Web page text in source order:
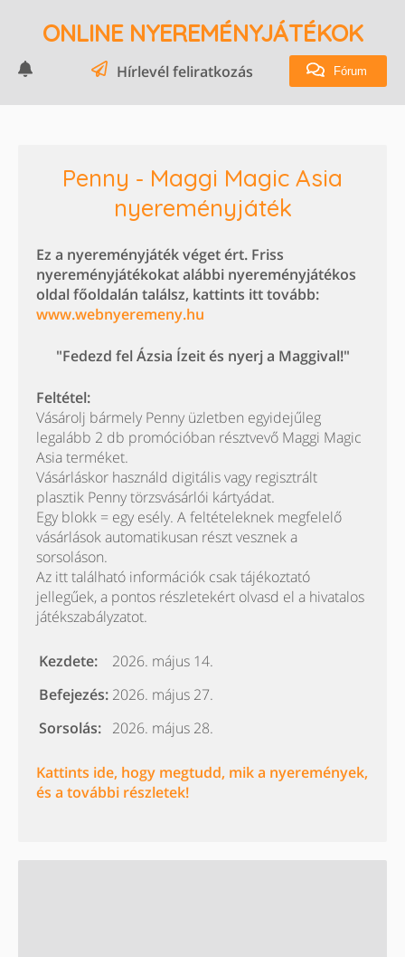
ONLINE NYEREMÉNYJÁTÉKOK
Hírlevél feliratkozás Fórum
Penny - Maggi Magic Asia
nyereményjáték
Ez a nyereményjáték véget ért. Friss
nyereményjátékokat alábbi nyereményjátékos
oldal főoldalán találsz, kattints itt tovább:
www.webnyeremeny.hu
"Fedezd fel Ázsia Ízeit és nyerj a Maggival!"
Feltétel:
Vásárolj bármely Penny üzletben egyidejűleg
legalább 2 db promócióban résztvevő Maggi Magic
Asia terméket.
Vásárláskor használd digitális vagy regisztrált
plasztik Penny törzsvásárlói kártyádat.
Egy blokk = egy esély. A feltételeknek megfelelő
vásárlások automatikusan részt vesznek a
sorsoláson.
Az itt található információk csak tájékoztató
jellegűek, a pontos részletekért olvasd el a hivatalos
játékszabályzatot.
Kezdete:
2026. május 14.
Befejezés: 2026. május 27.
Sorsolás: 2026. május 28.
Kattints ide, hogy megtudd, mik a nyeremények,
és a további részletek!